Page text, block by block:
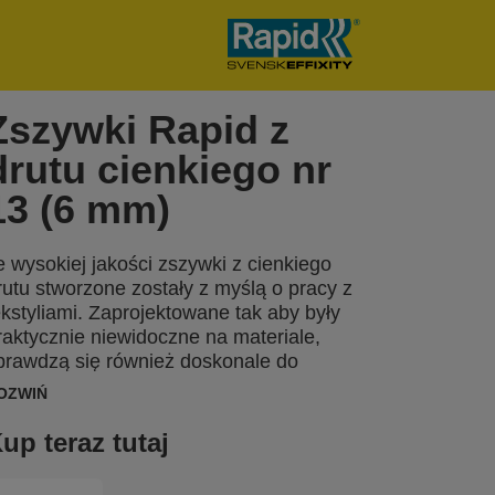
Rapid z
cienkiego nr
(6 mm)
wysokiej jakości zszywki z cienkiego
stworzone zostały z myślą o pracy z
Zaprojektowane tak aby były
niewidoczne na materiale,
się również doskonale do
Wykonane z wysokiej
drutu dla optymalnej
Dostępne także w wersji ze
teraz tutaj